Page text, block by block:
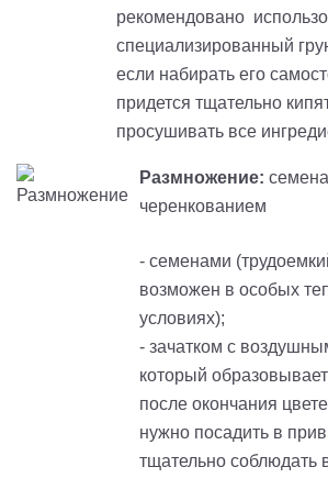
рекомендовано
специализированный
если набирать его
придется тщательно
просушивать все
Размножение:
черенкованием
- семенами
возможен в особых
условиях);
- зачатком с
который
после окончания
нужно посадить в
тщательно соблюдать